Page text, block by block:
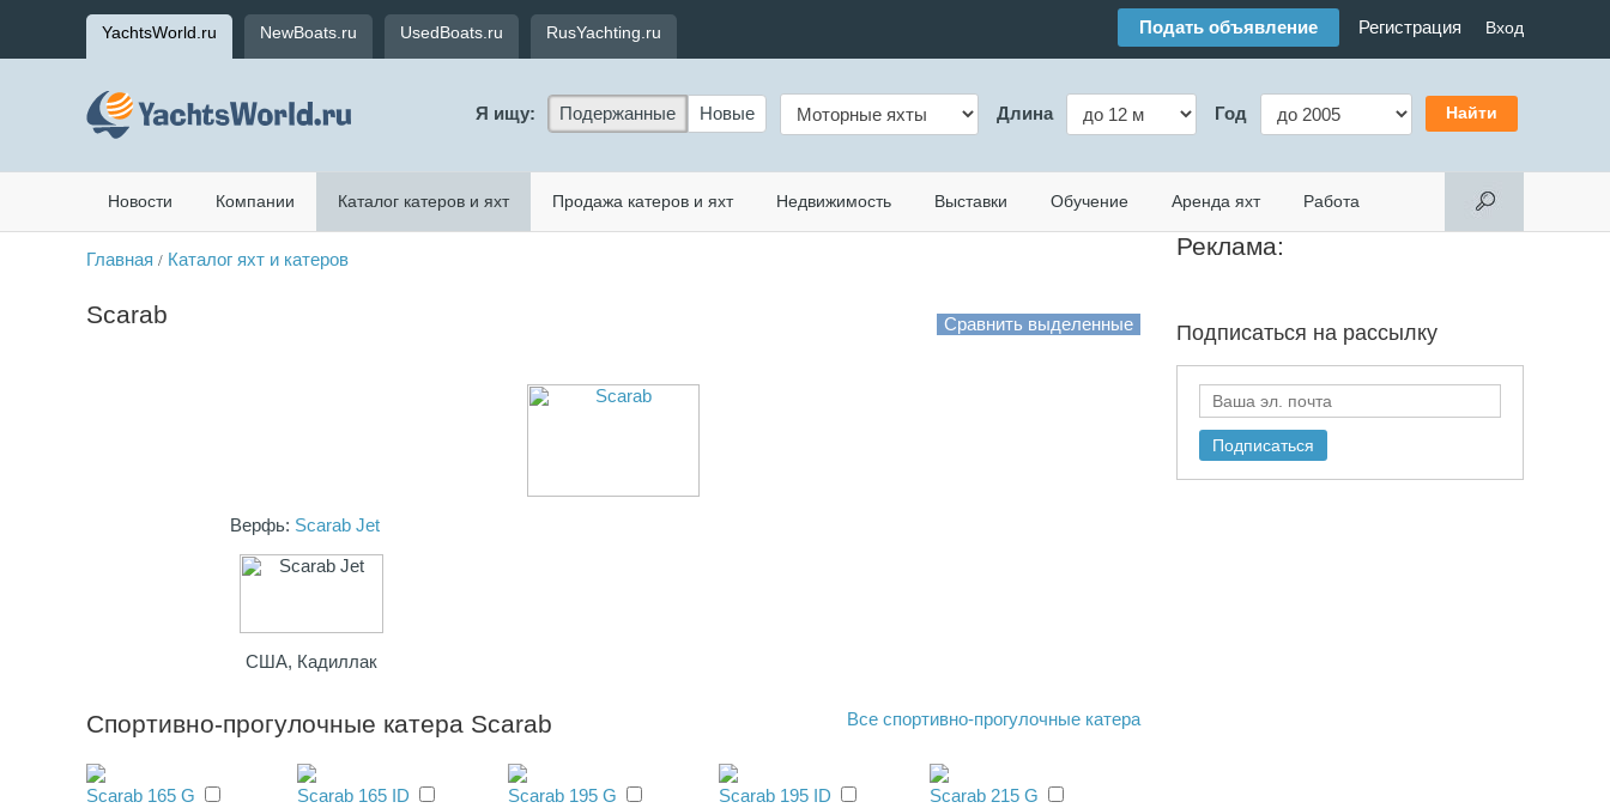
YachtsWorld.ru NewBoats.ru UsedBoats.ru RusYachting.ru Подать объявление Регистрация Вход
Я ищу: Подержанные Новые Длина Год
Новости Компании Каталог катеров и яхт Продажа катеров и яхт Недвижимость Выставки Обучение Аренда яхт Работа
Главная / Каталог яхт и катеров
Scarab
Верфь: Scarab Jet
США, Кадиллак
Спортивно-прогулочные катера Scarab Все спортивно-прогулочные катера
Scarab 165 G
Scarab 165 ID
Scarab 195 G
Scarab 195 ID
Scarab 215 G
Реклама:
Подписаться на рассылку